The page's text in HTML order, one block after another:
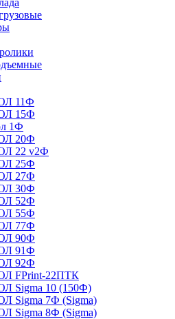
11Ф
15Ф
1Ф
20Ф
22 v2Ф
25Ф
27Ф
30Ф
52Ф
55Ф
77Ф
90Ф
91Ф
92Ф
FPrint-22ПТК
Sigma 10 (150Ф)
Sigma 7Ф (Sigma)
Sigma 8Ф (Sigma)